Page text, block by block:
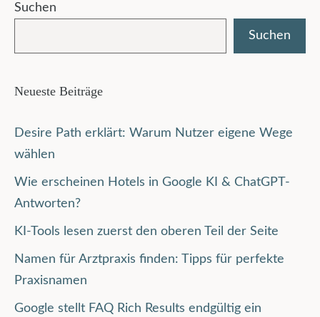
Suchen
Suchen
Neueste Beiträge
Desire Path erklärt: Warum Nutzer eigene Wege
wählen
Wie erscheinen Hotels in Google KI & ChatGPT-
Antworten?
KI-Tools lesen zuerst den oberen Teil der Seite
Namen für Arztpraxis finden: Tipps für perfekte
Praxisnamen
Google stellt FAQ Rich Results endgültig ein